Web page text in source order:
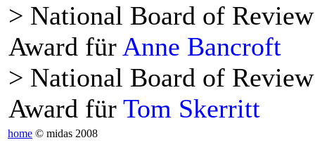
> National Board of Review
Award für Anne Bancroft
> National Board of Review
Award für Tom Skerritt
home © midas 2008